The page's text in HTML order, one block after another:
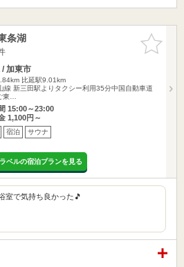
お気に入
りに追加
条湖
/ 加東市
比延駅9.01km
線 新三田駅よりタクシー利用35分中国自動車道
東…
15:00～23:00
1,100円～
宿泊 サウナ
ベルの宿泊プランを見る
室で気持ち良かった🎵